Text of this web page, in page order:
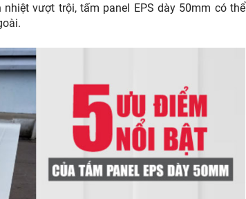
vượt trội, tấm panel EPS dày 50mm có thể